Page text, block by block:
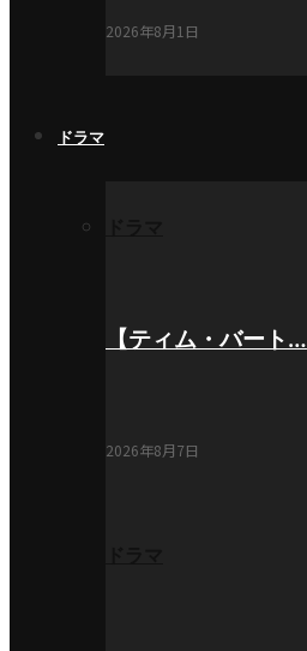
2026年8月1日
ドラマ
【ティム・バート…
2026年8月7日